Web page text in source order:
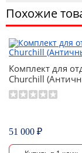
Похожие
Комплект для
Churchill
51 000 ₽